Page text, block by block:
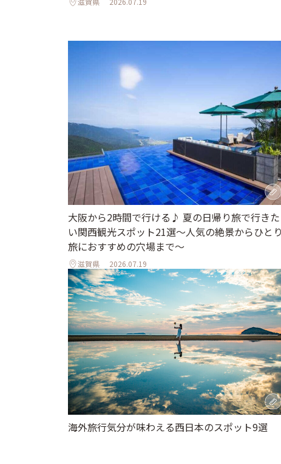
大阪から2時間で行ける♪ 夏の日帰り旅で行きた
い関西観光スポット21選～人気の絶景からひとり
旅におすすめの穴場まで～
滋賀県 2026.07.19
海外旅行気分が味わえる西日本のスポット9選